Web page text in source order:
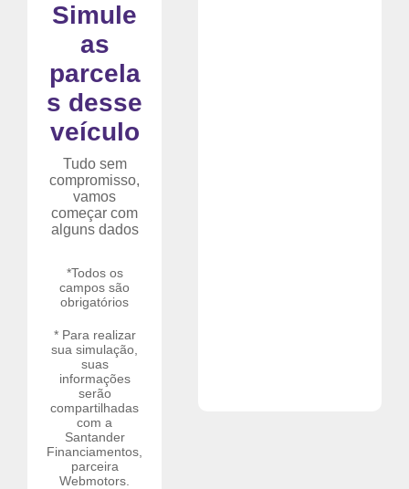
Simule
as
parcela
s desse
veículo
Tudo sem
compromisso,
vamos
começar com
alguns dados
*Todos os
campos são
obrigatórios
* Para realizar
sua simulação,
suas
informações
serão
compartilhadas
com a
Santander
Financiamentos,
parceira
Webmotors.